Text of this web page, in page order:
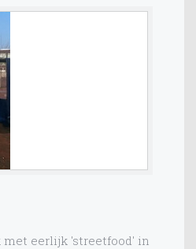
met eerlijk 'streetfood' in